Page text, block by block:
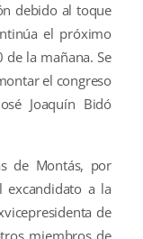
debido al toque
el próximo
la mañana. Se
el congreso
Joaquín Bidó
de Montás, por
excandidato a la
de
miembros de